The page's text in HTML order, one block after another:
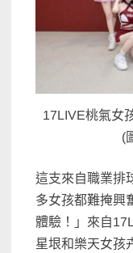
17LIVE桃氣女
(
這支來自職業排
多女孩都難掩興
體驗！」來自
星垠和樂天女孩